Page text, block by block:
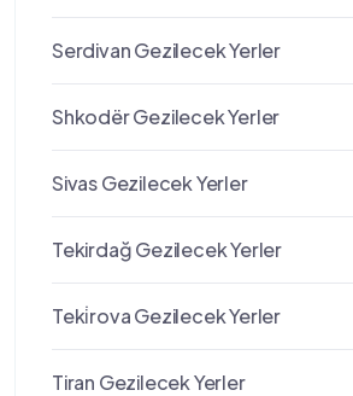
Serdivan Gezilecek Yerler
Shkodër Gezilecek Yerler
Sivas Gezilecek Yerler
Tekirdağ Gezilecek Yerler
Teki̇rova Gezilecek Yerler
Tiran Gezilecek Yerler